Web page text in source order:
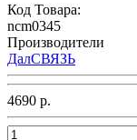
Код Товара:
ncm0345
Производители
ДалСВЯЗЬ
4690 р.